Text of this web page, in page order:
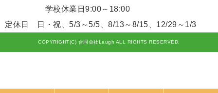
学校休業日9:00～18:00
定休日 日・祝、5/3～5/5、8/13～8/15、12/29～1/3
COPYRIGHT(C) 合同会社Laugh ALL RIGHTS RESERVED.